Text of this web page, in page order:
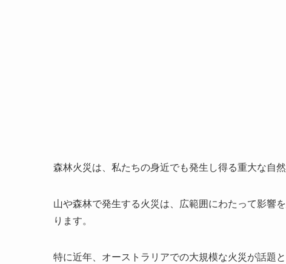
森林火災は、私たちの身近でも発生し得る重大な自然
山や森林で発生する火災は、広範囲にわたって影響
ります。
特に近年、オーストラリアでの大規模な火災が話題